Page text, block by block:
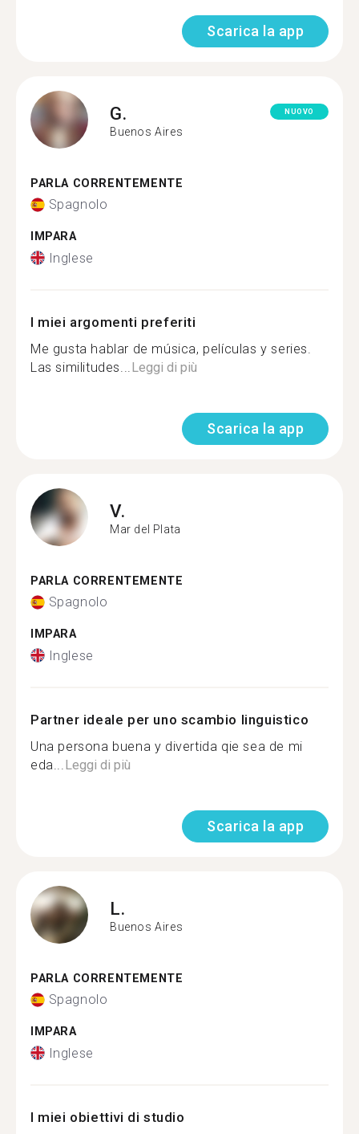
Scarica la app
G.
Buenos Aires
NUOVO
PARLA CORRENTEMENTE
Spagnolo
IMPARA
Inglese
I miei argomenti preferiti
Me gusta hablar de música, películas y series.
Las similitudes... Leggi di più
Scarica la app
V.
Mar del Plata
PARLA CORRENTEMENTE
Spagnolo
IMPARA
Inglese
Partner ideale per uno scambio linguistico
Una persona buena y divertida qie sea de mi
eda... Leggi di più
Scarica la app
L.
Buenos Aires
PARLA CORRENTEMENTE
Spagnolo
IMPARA
Inglese
I miei obiettivi di studio